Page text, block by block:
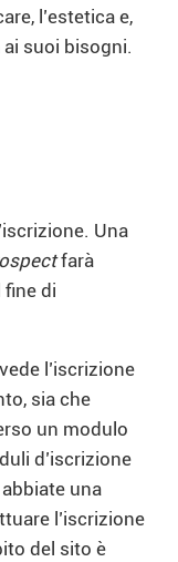
l’estetica e,
ai suoi bisogni.
Una
farà
di
l’iscrizione
sia che
un modulo
d’iscrizione
una
l’iscrizione
del sito è